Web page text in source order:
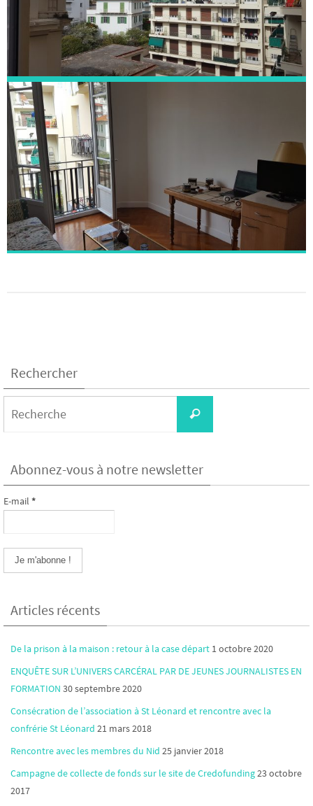
Rechercher
Recherche
Abonnez-vous à notre newsletter
E-mail *
Articles récents
De la prison à la maison : retour à la case départ 1 octobre 2020
ENQUÊTE SUR L’UNIVERS CARCÉRAL PAR DE JEUNES JOURNALISTES EN
FORMATION 30 septembre 2020
Consécration de l’association à St Léonard et rencontre avec la
confrérie St Léonard 21 mars 2018
Rencontre avec les membres du Nid 25 janvier 2018
Campagne de collecte de fonds sur le site de Credofunding23 octobre
2017